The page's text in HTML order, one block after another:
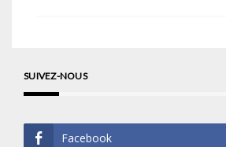
SUIVEZ-NOUS
Facebook